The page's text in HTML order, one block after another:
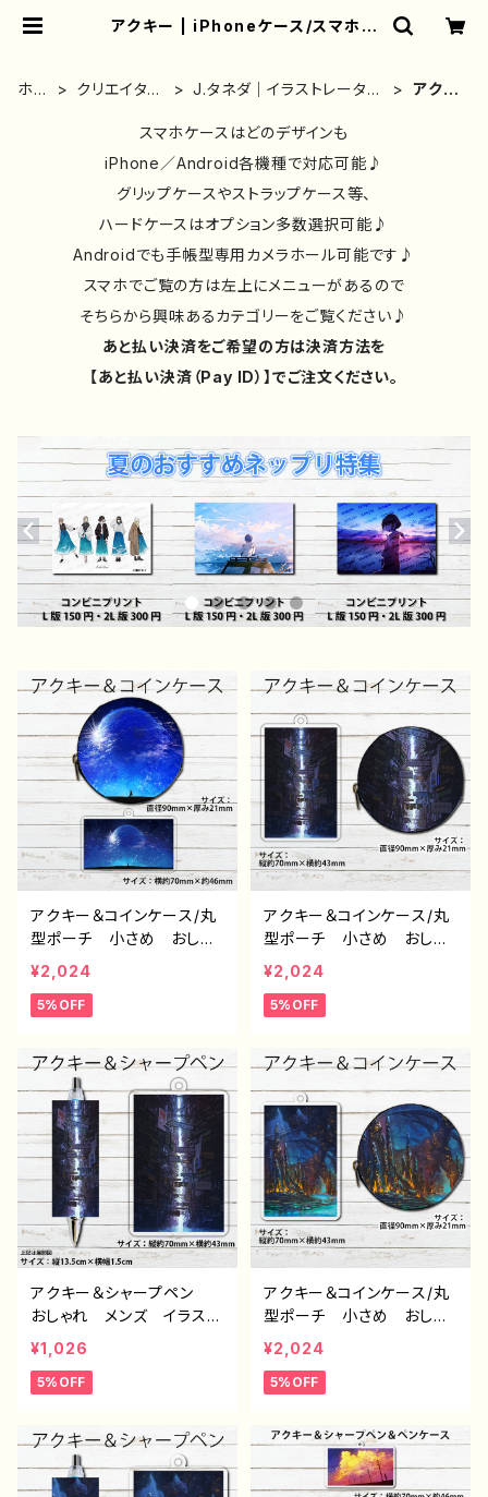
アクキー | iPhoneケース/スマホケ
屋アリうさ
ホー
クリエイター
J.タネダ｜イラストレーター
アクキ
スマホケースはどのデザインも
iPhone／Android各機種で対応可能♪
グリップケースやストラップケース等、
ハードケースはオプション多数選択可能♪
Androidでも手帳型専用カメラホール可能です♪
スマホでご覧の方は左上にメニューがあるので
そちらから興味あるカテゴリーをご覧ください♪
あと払い決済をご希望の方は決済方法を
【あと払い決済（Pay ID）】でご注文ください。
アクキー＆コインケース/丸
型ポーチ 小さめ おしゃ
れ かわいい メンズ レ
ディース イラスト 風
景 綺麗 景色 美しい
入れ ミニポーチ メイク
ポーチ おすすめ 個性
的 人気 イラストレータ
ー クリエイター 絵師
オリジナル デザイン グッ
ズ タイトル：第２の故郷
作：J.タネダ F-5
¥2,024
5%OFF
アクキー＆コインケース/丸
型ポーチ 小さめ おしゃ
れ メンズ イラスト 風
景 綺麗 景色 美しい
エモい かっこいい 小物
め 個性的 人気 イラス
トレーター クリエイター
絵師 オリジナル デザイ
ン グッズ タイトル：水没
の九龍寨城 作：J.タネ
ダ F-5
¥2,024
5%OFF
アクキー＆シャープペン
おしゃれ メンズ イラス
ト 風景 綺麗 景色 美
しい エモい かっこい
い おすすめ 個性的 人
エイター 絵師 オリジナ
ル デザイン グッズ タイ
トル：水没の九龍寨城 作：
¥1,026
5%OFF
アクキー＆コインケース/丸
型ポーチ 小さめ おしゃ
れ メンズ イラスト 風
景 綺麗 景色 美しい
エモい かっこいい 小物
ポーチ おすすめ 個性
的 人気 イラストレータ
ー クリエイター 絵師
¥2,024
5%OFF